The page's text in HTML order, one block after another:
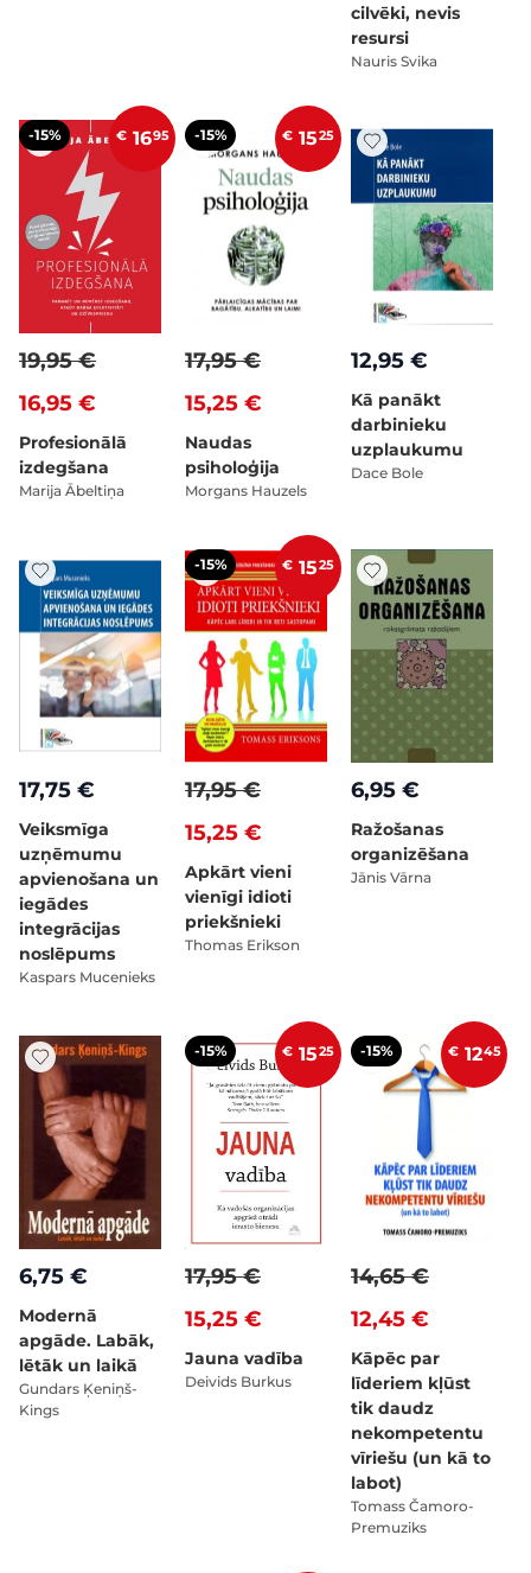
cilvēki, nevis
resursi
Nauris Svika
-15% € 1695
16,95 €
19,95 €
Profesionālā
izdegšana
Marija Ābeltiņa
-15% € 1525
15,25 €
17,95 €
Naudas
psiholoģija
Morgans Hauzels
12,95 €
Kā panākt
darbinieku
uzplaukumu
Dace Bole
17,75 €
Veiksmīga
uzņēmumu
apvienošana un
iegādes
integrācijas
noslēpums
Kaspars Mucenieks
-15% € 1525
15,25 €
17,95 €
Apkārt vieni
vienīgi idioti
priekšnieki
Thomas Erikson
6,95 €
Ražošanas
organizēšana
Jānis Vārna
6,75 €
Modernā
apgāde. Labāk,
lētāk un laikā
Gundars Ķeniņš-
Kings
-15% € 1525
15,25 €
17,95 €
Jauna vadība
Deivids Burkus
-15% € 1245
12,45 €
14,65 €
Kāpēc par
līderiem kļūst
tik daudz
nekompetentu
vīriešu (un kā to
labot)
Tomass Čamoro-
Premuziks